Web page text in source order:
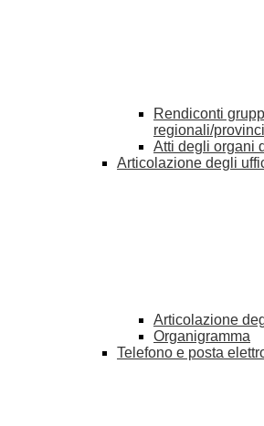
Rendiconti
regionali/
Atti degli organi
Articolazione degli
Articolazione
Organigramma
Telefono e posta